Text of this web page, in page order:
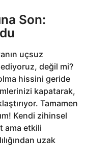
Son:
uçsuz
değil mi?
hissini geride
kapatarak,
Tamamen
Kendi zihinsel
ama etkili
uzak